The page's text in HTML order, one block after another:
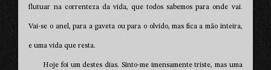
flutuar na correnteza da vida, que todos sabemos para onde vai.
Vai-se o anel, para a gaveta ou para o olvido, mas fica a mão inteira,
e uma vida que resta.
Hoje foi um destes dias. Sinto-me imensamente triste, mas uma